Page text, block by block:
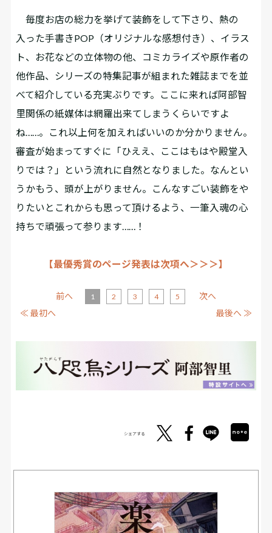
毎度お店の総力を挙げて装飾をして下さり、熱の
入った手書きPOP（オリジナルな感想付き）、イラス
ト、お花などの立体物の他、コミカライズや原作者の
他作品、シリーズの特集記事が組まれた雑誌までを並
べて紹介している充実ぶりです。ここに来れば阿部智
里関係の紙媒体は網羅出来てしまうくらいですよ
ね……。これ以上何を加えればいいのか分かりません。
審査が始まってすぐに「ひええ、ここはもはや殿堂入
りでは？」という流れに自然となりました。なんとい
うかもう、頭が上がりません。こんなすごい装飾をや
りたいとこれからも思って頂けるよう、一筆入魂の心
持ちで頑張って参ります……！
【最優秀賞のページ発表は次項へ＞＞＞】
≪ 最初へ
前へ 1 2 3 4 5
次へ
最後へ ≫
シェアする